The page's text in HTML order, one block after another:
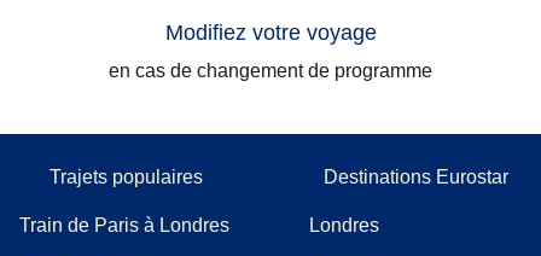
Modifiez votre voyage
en cas de changement de programme
Trajets populaires
Train de Paris à Londres
Destinations Eurostar
Londres